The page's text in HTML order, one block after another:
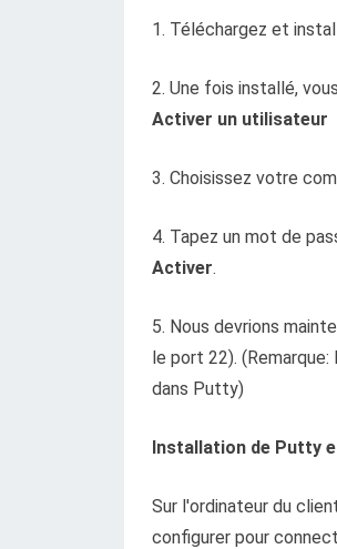
1. Téléchargez et
2. Une fois installé,
Activer un utilisateur
3. Choisissez votre
4. Tapez un mot de
Activer.
5. Nous devrions
le port 22).
dans Putty)
Installation de Putty
Sur l'ordinateur du
configurer pour